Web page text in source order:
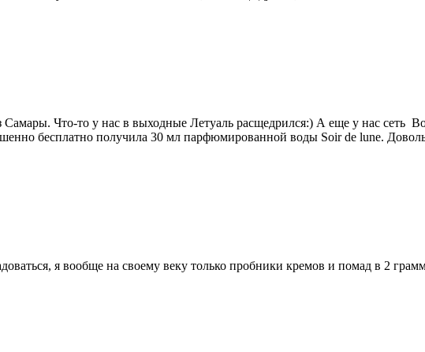
Что-то у нас в выходные Летуаль расщедрился:) А еще у нас сеть
бесплатно получила 30 мл парфюмированной воды Soir de lune.
я вообще на своему веку только пробники кремов и помад в 2